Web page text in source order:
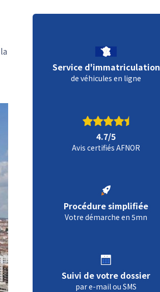
Service d'immatriculation
de véhicules en ligne
4.7/5
Avis certifiés AFNOR
Procédure simplifiée
Votre démarche en 5mn
Suivi de votre dossier
par e-mail ou SMS